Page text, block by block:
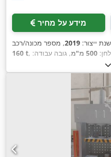
מידע על מחיר
ייצור: 2019
160 t
500 מ"מ
, גובה עבודה: